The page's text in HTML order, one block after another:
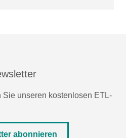
Sie unseren kostenlosen ETL-
abonnieren